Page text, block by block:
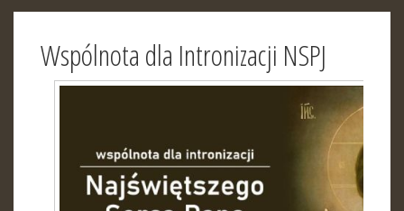
Wspólnota dla Intronizacji NSPJ